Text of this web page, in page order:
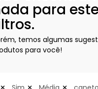
para
temos algumas
para você!